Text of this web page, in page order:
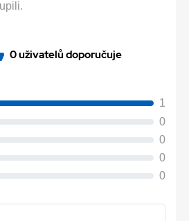
0 uživatelů doporučuje
1
0
0
0
0